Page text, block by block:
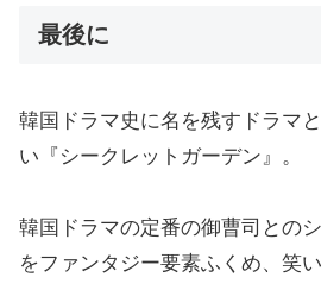
最後に
韓国ドラマ史に名を残すドラマ
い『シークレットガーデン』。
韓国ドラマの定番の御曹司との
をファンタジー要素ふくめ、笑